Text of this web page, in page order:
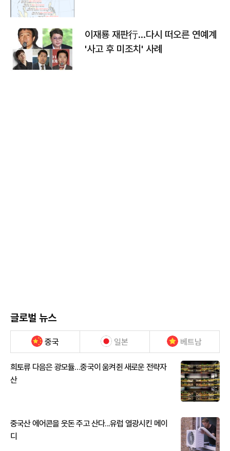
이재룡 재판行…다시 떠오른 연예계
'사고 후 미조치' 사례
글로벌 뉴스
중국 일본 베트남
희토류 다음은 광모듈…중국이 움켜쥔 새로운 전략자
산
중국산 에어콘을 웃돈 주고 산다...유럽 열광시킨 메이
디